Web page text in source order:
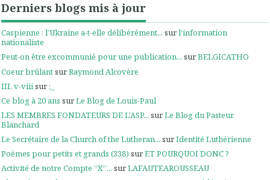
Derniers blogs mis à jour
Caspienne : l’Ukraine a-t-elle délibérément... surl'information
nationaliste
Peut-on être excommunié pour une publication... surBELGICATHO
Coeur brûlantsurRaymond Alcovère
III, v-viiisur;_
Ce blog à 20 ans surLe Blog de Louis-Paul
LES MEMBRES FONDATEURS DE L'ASP... surLe Blog du Pasteur
Blanchard
Le Secrétaire de la Church of the Lutheran... surIdentité Luthérienne
Poèmes pour petits et grands (338) surET POURQUOI DONC ?
Activité de notre Compte ”X”... surLAFAUTEAROUSSEAU